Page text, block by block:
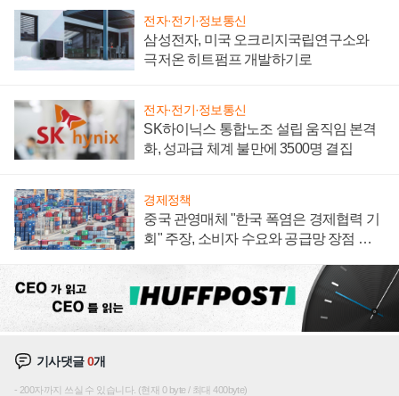
전자·전기·정보통신
삼성전자, 미국 오크리지국립연구소와
극저온 히트펌프 개발하기로
전자·전기·정보통신
SK하이닉스 통합노조 설립 움직임 본격
화, 성과급 체계 불만에 3500명 결집
경제정책
중국 관영매체 "한국 폭염은 경제협력 기
회" 주장, 소비자 수요와 공급망 장점 강
기사댓글0개
200자까지 쓰실 수 있습니다. (현재 0 byte / 최대 400byte)